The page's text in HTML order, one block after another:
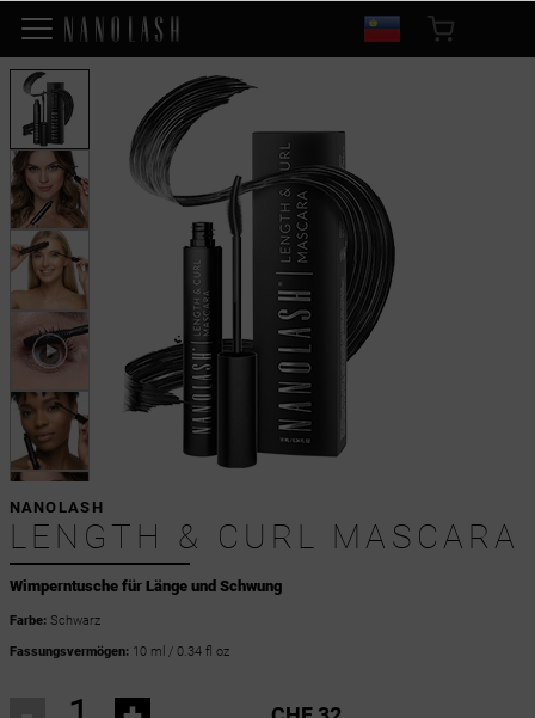
Wimperntusche für Länge und Schwung
NANOLASH
LENGTH & CURL MASCARA
Farbe: Schwarz
Fassungsvermögen: 10 ml / 0.34 fl oz